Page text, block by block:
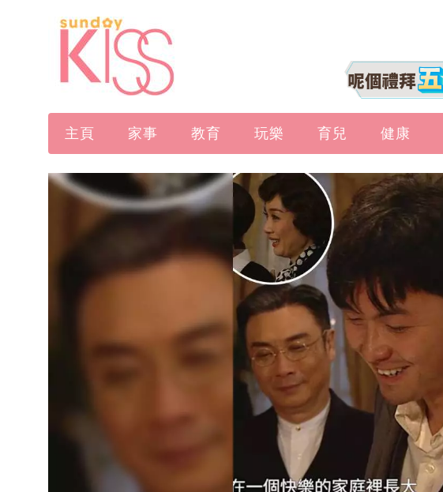
主頁 家事 教育 玩樂 育兒 健康